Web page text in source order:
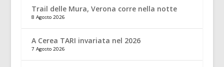
Trail delle Mura, Verona corre nella notte
8 Agosto 2026
A Cerea TARI invariata nel 2026
7 Agosto 2026